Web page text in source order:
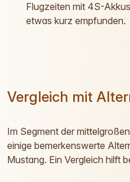
Flugzeiten mit 4S-
etwas kurz empfunden.
Vergleich mit
Im Segment der
einige bemerkenswerte
Mustang. Ein Vergleich hilft